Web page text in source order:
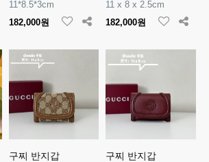
11*8.5*3cm
182,000원
11 x 8 x 2.5cm
182,000원
구찌 반지갑 구찌 반지갑